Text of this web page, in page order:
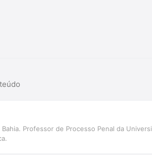
Professor de Processo Penal da